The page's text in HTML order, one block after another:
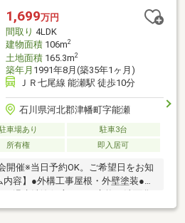
1,699万円
間取り 4LDK
建物面積106m2
土地面積165.3m2
築年月 1991年8月(築35年1ヶ月)
ＪＲ七尾線 能瀬駅 徒歩10分
石川県河北郡津幡町字能瀬
車場あり
駐車3台
所有権 即入居可
開催※当日予約OK。ご希望日をお知
容】●外構工事屋根・外壁塗装●内
アタイル上張り、クッションフロ